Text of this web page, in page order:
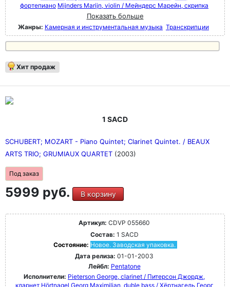
фортепиано Mijnders Marijn, violin / Мейндерс Марейн, скрипка
Показать больше
Жанры: Камерная и инструментальная музыка Транскрипции
Хит продаж
1 SACD
SCHUBERT; MOZART - Piano Quintet; Clarinet Quintet. / BEAUX
ARTS TRIO; GRUMIAUX QUARTET (2003)
Под заказ
5999 руб. В корзину
Артикул: CDVP 055660
Состав: 1 SACD
Состояние: Новое. Заводская упаковка.
Дата релиза: 01-01-2003
Лейбл: Pentatone
Исполнители: Pieterson George, clarinet / Питерсон Джордж,
кларнет Hörtnagel Georg Maximilian, duble bass / Хёртнагель Георг